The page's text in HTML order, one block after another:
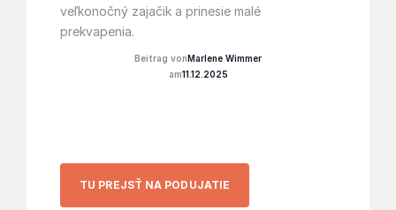
veľkonočný zajačik a prinesie malé
prekvapenia.
Marlene Wimmer
11.12.2025
TU PREJSŤ NA PODUJATIE